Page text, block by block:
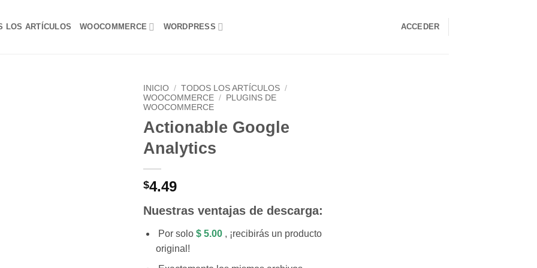
LOS ARTÍCULOS WOOCOMMERCE WORDPRESS ACCEDER
INICIO / TODOS LOS ARTÍCULOS /
WOOCOMMERCE /
PLUGINS DE
WOOCOMMERCE
Actionable Google
Analytics
$4.49
Nuestras ventajas de descarga:
Por solo $ 5.00, ¡recibirás un producto
original!